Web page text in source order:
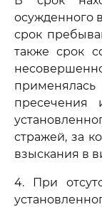
осужденного
срок
также срок
стражей, за
взыскания в
4. При